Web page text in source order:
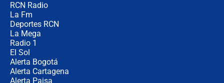
RCN Radio
La Fm
Deportes RCN
La Mega
Radio 1
El Sol
Alerta Bogotá
Alerta Cartagena
Alerta Paisa